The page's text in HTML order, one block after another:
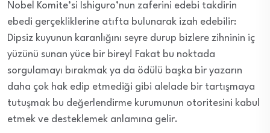
Nobel Komite’si Ishiguro’nun zaferini edebi takdirin
ebedi gerçekliklerine atıfta bulunarak izah edebilir:
Dipsiz kuyunun karanlığını seyre durup bizlere zihninin iç
yüzünü sunan yüce bir birey! Fakat bu noktada
sorgulamayı bırakmak ya da ödülü başka bir yazarın
daha çok hak edip etmediği gibi alelade bir tartışmaya
tutuşmak bu değerlendirme kurumunun otoritesini kabul
etmek ve desteklemek anlamına gelir.